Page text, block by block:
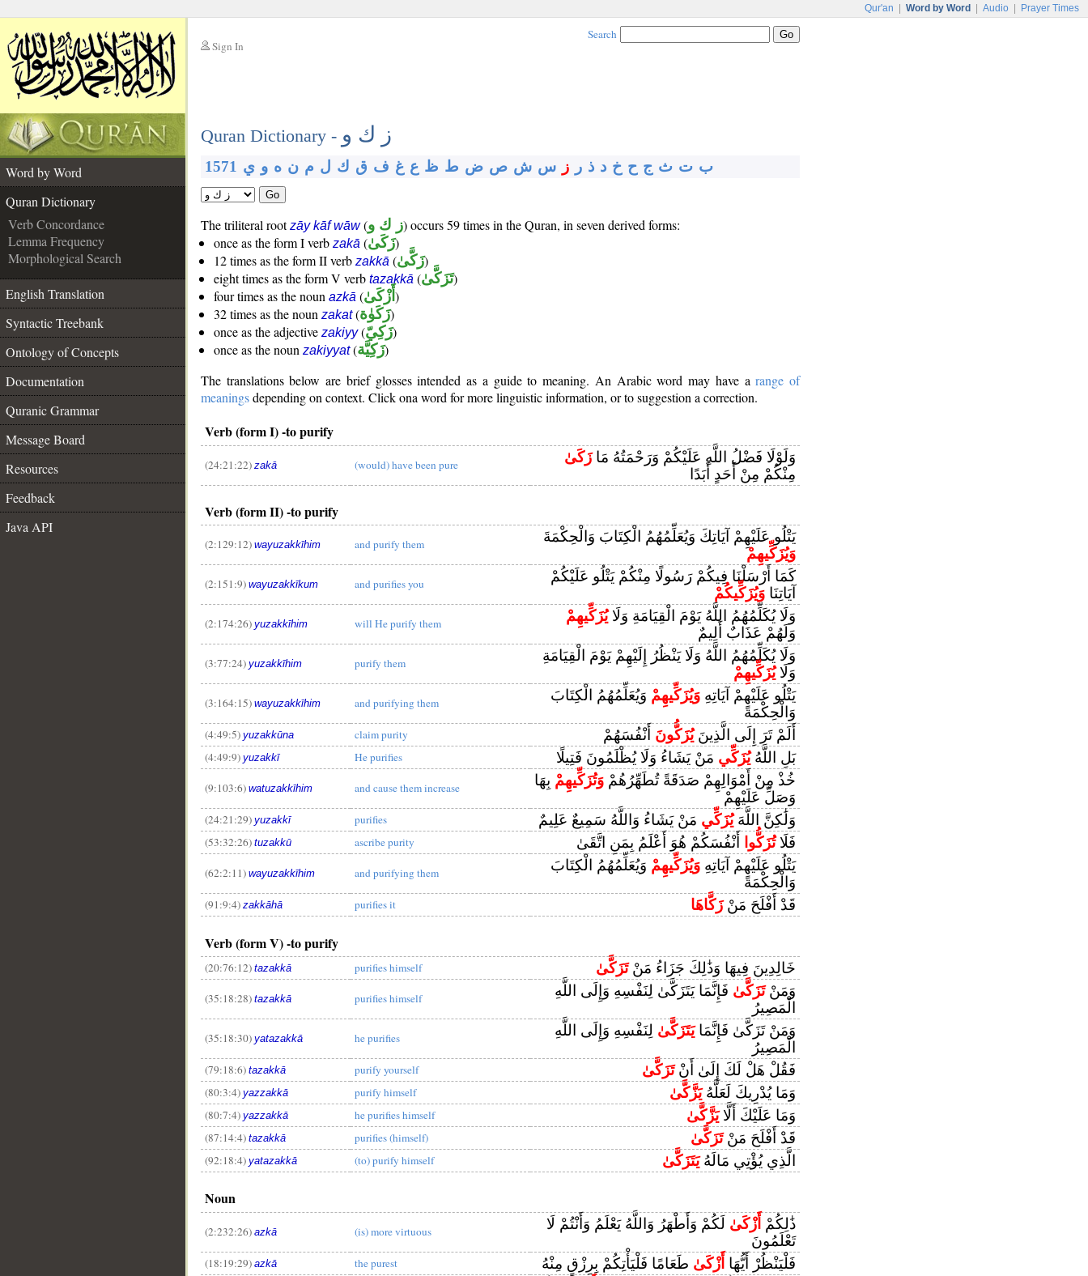
Qur'an Word by Word Audio Prayer Times
Sign In
Search
Quran Dictionary - ز ك و
Word by Word
Quran Dictionary
Verb Concordance
Lemma Frequency
Morphological Search
English Translation
Syntactic Treebank
Ontology of Concepts
Documentation
Quranic Grammar
Message Board
Resources
Feedback
Java API
1571 ب ت ث ج ح خ د ذ ر ز س ش ص ض ط ظ ع غ ف ق ك ل م ن ه و ي
Go
The triliteral rootzāy kāf wāw(ز ك و) occurs 59 times in the Quran, in seven derived forms:
once as the form I verb zakā (زَكَىٰ)
12 times as the form II verb zakkā (زَكَّىٰ)
eight times as the form V verb tazakkā (تَزَكَّىٰ)
four times as the noun azkā (أَزْكَىٰ)
32 times as the noun zakat(زَكَوٰة)
once as the adjective zakiyy(زَكِيّ)
once as the noun zakiyyat(زَكِيَّة)
The translations below are brief glosses intended as a guide to meaning. An Arabic word may have arange of
meaningsdepending on context. Click ona word for more linguistic information, or to suggestion a correction.
Verb (form I) -to purify
(24:21:22) zakā (would) have been pure وَلَوْلَا فَضْلُ اللَّهِ عَلَيْكُمْ وَرَحْمَتُهُ مَازَكَىٰ
مِنْكُمْ مِنْ أَحَدٍ أَبَدًا
Verb (form II) -to purify
(2:129:12) wayuzakkīhim and purify them
يَتْلُو عَلَيْهِمْ آيَاتِكَ وَيُعَلِّمُهُمُ الْكِتَابَ وَالْحِكْمَةَ
وَيُزَكِّيهِمْ
(2:151:9) wayuzakkīkum and purifies you
كَمَا أَرْسَلْنَا فِيكُمْ رَسُولًا مِنْكُمْ يَتْلُو عَلَيْكُمْ
آيَاتِنَا وَيُزَكِّيكُمْ
(2:174:26) yuzakkīhim will He purify them وَلَا يُكَلِّمُهُمُ اللَّهُ يَوْمَ الْقِيَامَةِ وَلَايُزَكِّيهِمْ
وَلَهُمْ عَذَابٌ أَلِيمٌ
(3:77:24) yuzakkīhim purify them
وَلَا يُكَلِّمُهُمُ اللَّهُ وَلَا يَنْظُرُ إِلَيْهِمْ يَوْمَ الْقِيَامَةِ
وَلَايُزَكِّيهِمْ
(3:164:15) wayuzakkīhim and purifying them يَتْلُو عَلَيْهِمْ آيَاتِهِ وَيُزَكِّيهِمْ وَيُعَلِّمُهُمُ الْكِتَابَ
وَالْحِكْمَةَ
(4:49:5) yuzakkūna claim purity أَلَمْ تَرَ إِلَى الَّذِينَيُزَكُّونَ أَنْفُسَهُمْ
(4:49:9) yuzakkī He purifies بَلِ اللَّهُيُزَكِّي مَنْ يَشَاءُ وَلَا يُظْلَمُونَ فَتِيلًا
(9:103:6) watuzakkīhim and cause them increase خُذْ مِنْ أَمْوَالِهِمْ صَدَقَةً تُطَهِّرُهُمْ وَتُزَكِّيهِمْ بِهَا
وَصَلِّ عَلَيْهِمْ
(24:21:29) yuzakkī purifies وَلَٰكِنَّ اللَّهَيُزَكِّي مَنْ يَشَاءُ وَاللَّهُ سَمِيعٌ عَلِيمٌ
(53:32:26) tuzakkū ascribe purity فَلَاتُزَكُّوا أَنْفُسَكُمْ هُوَ أَعْلَمُ بِمَنِ اتَّقَىٰ
(62:2:11) wayuzakkīhim and purifying them يَتْلُو عَلَيْهِمْ آيَاتِهِ وَيُزَكِّيهِمْ وَيُعَلِّمُهُمُ الْكِتَابَ
وَالْحِكْمَةَ
(91:9:4) zakkāhā purifies it قَدْ أَفْلَحَ مَنْزَكَّاهَا
Verb (form V) -to purify
(20:76:12) tazakkā purifies himself خَالِدِينَ فِيهَا وَذَٰلِكَ جَزَاءُ مَنْتَزَكَّىٰ
(35:18:28) tazakkā purifies himself وَمَنْتَزَكَّىٰ فَإِنَّمَا يَتَزَكَّىٰ لِنَفْسِهِ وَإِلَى اللَّهِ
الْمَصِيرُ
(35:18:30) yatazakkā he purifies وَمَنْ تَزَكَّىٰ فَإِنَّمَايَتَزَكَّىٰ لِنَفْسِهِ وَإِلَى اللَّهِ
الْمَصِيرُ
(79:18:6) tazakkā purify yourself فَقُلْ هَلْ لَكَ إِلَىٰ أَنْتَزَكَّىٰ
(80:3:4) yazzakkā purify himself وَمَا يُدْرِيكَ لَعَلَّهُيَزَّكَّىٰ
(80:7:4) yazzakkā he purifies himself وَمَا عَلَيْكَ أَلَّايَزَّكَّىٰ
(87:14:4) tazakkā purifies (himself) قَدْ أَفْلَحَ مَنْتَزَكَّىٰ
(92:18:4) yatazakkā (to) purify himself الَّذِي يُؤْتِي مَالَهُيَتَزَكَّىٰ
Noun
(2:232:26) azkā (is) more virtuous ذَٰلِكُمْ أَزْكَىٰ لَكُمْ وَأَطْهَرُ وَاللَّهُ يَعْلَمُ وَأَنْتُمْ لَا
تَعْلَمُونَ
(18:19:29) azkā the purest فَلْيَنْظُرْ أَيُّهَا أَزْكَىٰ طَعَامًا فَلْيَأْتِكُمْ بِرِزْقٍ مِنْهُ